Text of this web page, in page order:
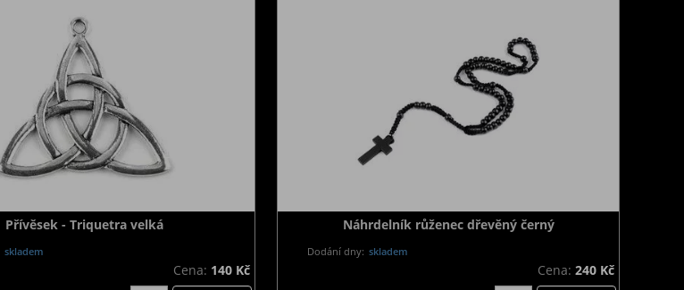
Přívěsek - Triquetra velká
skladem
Cena: 140 Kč
Náhrdelník růženec dřevěný černý
Dodání dny: skladem
Cena: 240 Kč